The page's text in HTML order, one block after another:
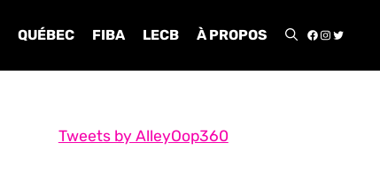
QUÉBEC FIBA LECB À PROPOS
Tweets by AlleyOop360